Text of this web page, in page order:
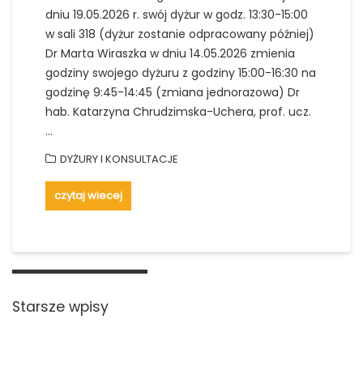
dniu 19.05.2026 r. swój dyżur w godz. 13:30-15:00
w sali 318 (dyżur zostanie odpracowany później)
Dr Marta Wiraszka w dniu 14.05.2026 zmienia
godziny swojego dyżuru z godziny 15:00-16:30 na
godzinę 9:45-14:45 (zmiana jednorazowa) Dr
hab. Katarzyna Chrudzimska-Uchera, prof. ucz.
…
DYŻURY I KONSULTACJE
czytaj wiecej
Nawigacja
wpisach
Starsze wpisy